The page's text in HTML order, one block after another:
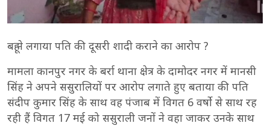
बहू ने लगाया पति की दूसरी शादी कराने का आरोप ?
मामला कानपुर नगर के बर्रा थाना क्षेत्र के दामोदर नगर में मानसी
सिंह ने अपने ससुरालियों पर आरोप लगाते हुए बताया की पति
संदीप कुमार सिंह के साथ वह पंजाब में विगत 6 वर्षो से साथ रह
रही हैं विगत 17 मई को ससुराली जनों ने वहा जाकर उनके साथ